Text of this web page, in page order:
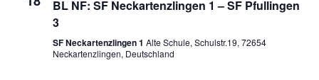
BL NF: SF Neckartenzlingen 1 – SF Pfullingen
3
SF Neckartenzlingen 1 Alte Schule, Schulstr.19, 72654
Neckartenzlingen, Deutschland